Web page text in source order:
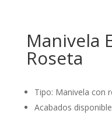
Manivela
Roseta
Tipo: Manivela con
Acabados